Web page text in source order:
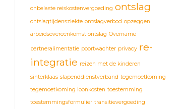
onbelaste reiskostenvergoeding ontslag
ontslagtijdensziekte ontslagverbod opzeggen
arbeidsovereenkomst ontslag Overname
partneralimentatie poortwachter privacy re-
integratie reizen met de kinderen
sinterklaas slapenddienstverband tegemoetkoming
tegemoetkoming loonkosten toestemming
toestemmingsformulier transitievergoeding